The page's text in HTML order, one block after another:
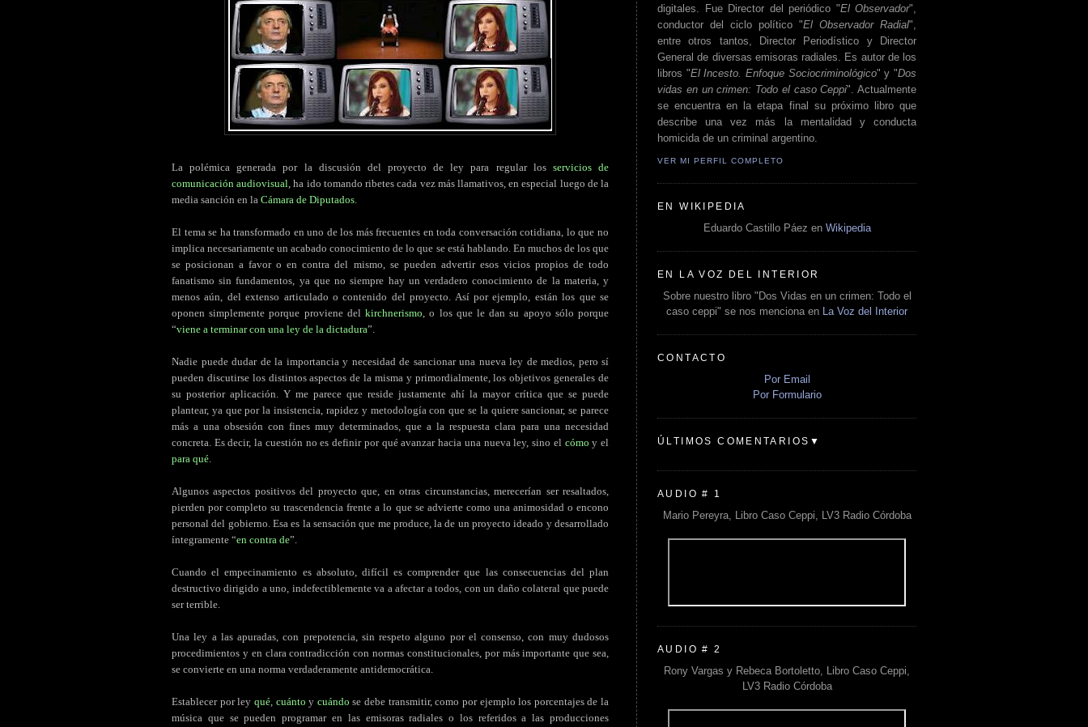
La polémica generada por la discusión del proyecto de ley para regular los servicios de
comunicación audiovisual, ha ido tomando ribetes cada vez más llamativos, en especial luego de la
media sanción en la Cámara de Diputados.
El tema se ha transformado en uno de los más frecuentes en toda conversación cotidiana, lo que no
implica necesariamente un acabado conocimiento de lo que se está hablando. En muchos de los que
se posicionan a favor o en contra del mismo, se pueden advertir esos vicios propios de todo
fanatismo sin fundamentos, ya que no siempre hay un verdadero conocimiento de la materia, y
menos aún, del extenso articulado o contenido del proyecto. Así por ejemplo, están los que se
oponen simplemente porque proviene delkirchnerismo, o los que le dan su apoyo sólo porque
“viene a terminar con una ley de la dictadura”.
Nadie puede dudar de la importancia y necesidad de sancionar una nueva ley de medios, pero sí
pueden discutirse los distintos aspectos de la misma y primordialmente, los objetivos generales de
su posterior aplicación. Y me parece que reside justamente ahí la mayor crítica que se puede
plantear, ya que por la insistencia, rapidez y metodología con que se la quiere sancionar, se parece
más a una obsesión con fines muy determinados, que a la respuesta clara para una necesidad
concreta. Es decir, la cuestión no es definir por qué avanzar hacia una nueva ley, sino el cómo y el
para qué.
Algunos aspectos positivos del proyecto que, en otras circunstancias, merecerían ser resaltados,
pierden por completo su trascendencia frente a lo que se advierte como una animosidad o encono
personal del gobierno. Esa es la sensación que me produce, la de un proyecto ideado y desarrollado
íntegramente “en contra de”.
Cuando el empecinamiento es absoluto, difícil es comprender que las consecuencias del plan
destructivo dirigido a uno, indefectiblemente va a afectar a todos, con un daño colateral que puede
ser terrible.
Una ley a las apuradas, con prepotencia, sin respeto alguno por el consenso, con muy dudosos
procedimientos y en clara contradicción con normas constitucionales, por más importante que sea,
se convierte en una norma verdaderamente antidemocrática.
Establecer por ley qué, cuánto y cuándo se debe transmitir, como por ejemplo los porcentajes de la
música que se pueden programar en las emisoras radiales o los referidos a las producciones
digitales. Fue Director del periódico "El Observador",
conductor del ciclo político "El Observador Radial",
entre otros tantos, Director Periodístico y Director
General de diversas emisoras radiales. Es autor de los
libros "El Incesto. Enfoque Sociocriminológico" y "Dos
vidas en un crimen: Todo el caso Ceppi". Actualmente
se encuentra en la etapa final su próximo libro que
describe una vez más la mentalidad y conducta
homicida de un criminal argentino.
VER MI PERFIL COMPLETO
EN WIKIPEDIA
Eduardo Castillo Páez en Wikipedia
EN LA VOZ DEL INTERIOR
Sobre nuestro libro "Dos Vidas en un crimen: Todo el
caso ceppi" se nos menciona en
La Voz del Interior
CONTACTO
Por Email
Por Formulario
ÚLTIMOS COMENTARIOS▼
AUDIO # 1
Mario Pereyra, Libro Caso Ceppi, LV3 Radio Córdoba
AUDIO # 2
Rony Vargas y Rebeca Bortoletto, Libro Caso Ceppi,
LV3 Radio Córdoba